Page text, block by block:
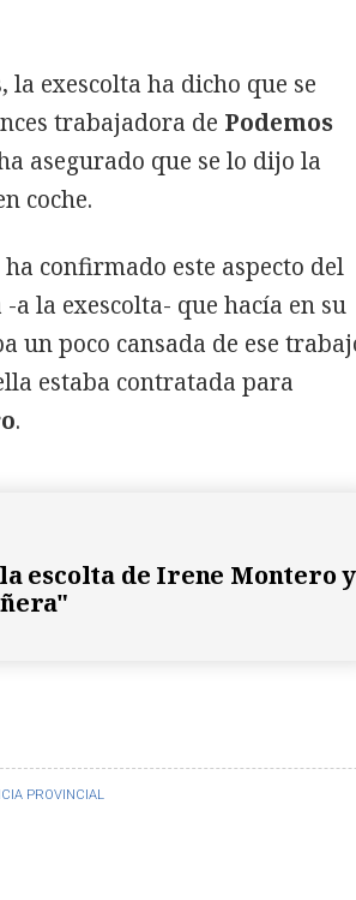
PROVINCIAL
exescolta ha dicho que se
trabajadora de Podemos
asegurado que se lo dijo la
coche.
ha confirmado este aspecto del
a la exescolta- que hacía en su
un poco cansada de ese
estaba contratada para
.
escolta de Irene Montero y